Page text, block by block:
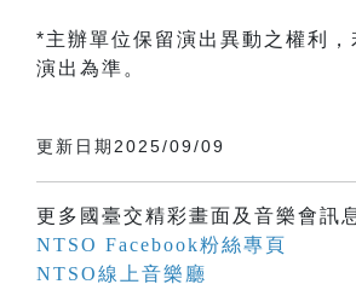
*主辦單位保留演出異動之權利，
演出為準。
更新日期2025/09/09
更多國臺交精彩畫面及音樂會訊
NTSO Facebook粉絲專頁
NTSO線上音樂廳